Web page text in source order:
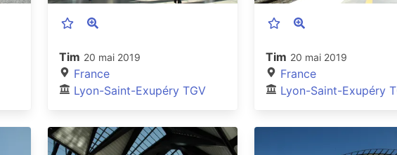
Tim 20 mai 2019
France
Lyon-Saint-Exupéry TGV
Tim 20 mai 2019
France
Lyon-Saint-Exupéry